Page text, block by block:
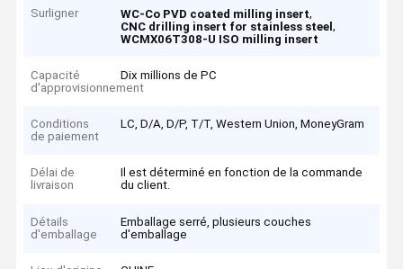
Surligner WC-Co PVD coated milling insert,
CNC drilling insert for stainless steel,
WCMX06T308-U ISO milling insert
Capacité
d'approvisionnement
Dix millions de PC
Conditions
de paiement
LC, D/A, D/P, T/T, Western Union, MoneyGram
Délai de
livraison
Il est déterminé en fonction de la commande
du client.
Détails
d'emballage
Emballage serré, plusieurs couches
d'emballage